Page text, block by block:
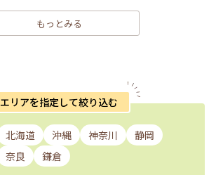
もっとみる
エリアを指定して絞り込む
北海道 沖縄 神奈川
静岡
奈良 鎌倉